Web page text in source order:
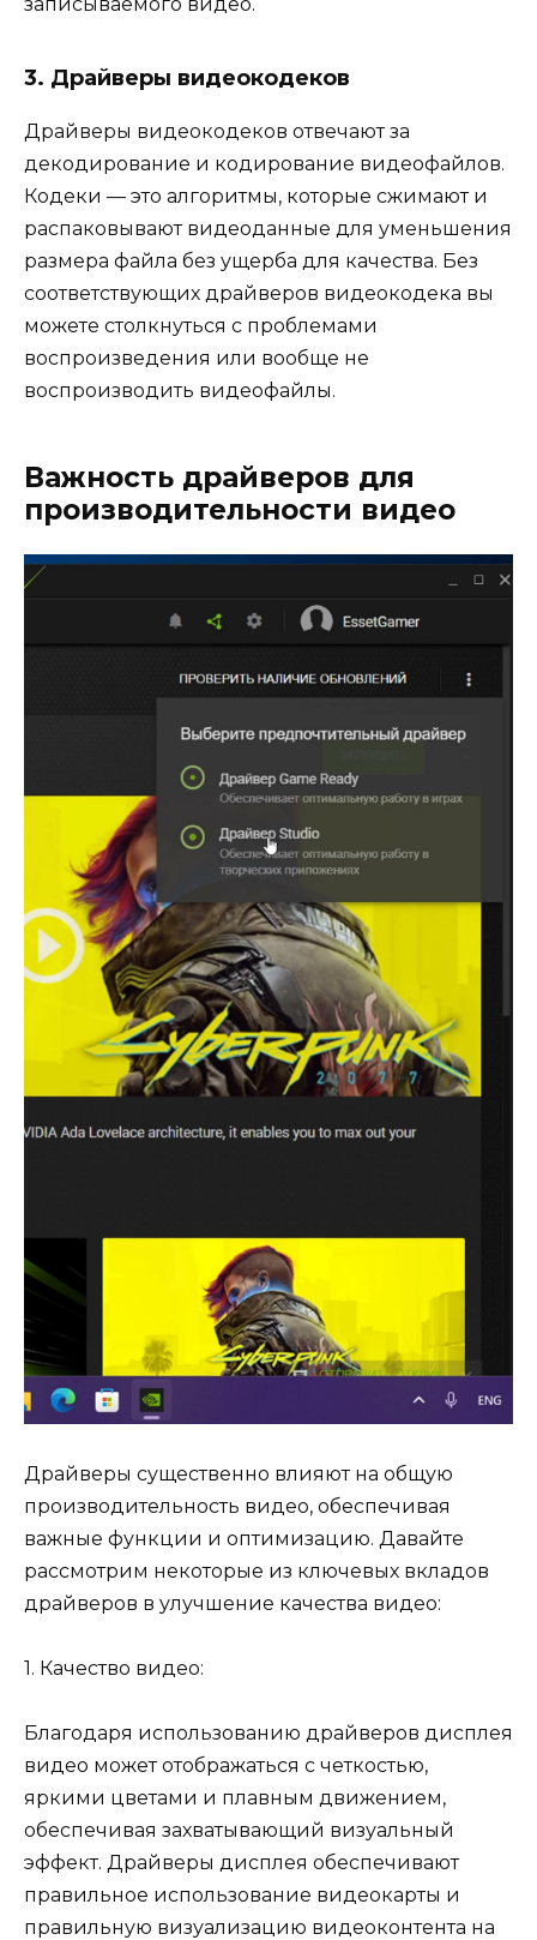
3. Драйверы видеокодеков
Драйверы видеокодеков отвечают за
декодирование и кодирование видеофайлов.
Кодеки — это алгоритмы, которые сжимают и
распаковывают видеоданные для уменьшения
размера файла без ущерба для качества. Без
соответствующих драйверов видеокодека вы
можете столкнуться с проблемами
воспроизведения или вообще не
воспроизводить видеофайлы.
Важность драйверов для
производительности видео
Драйверы существенно влияют на общую
производительность видео, обеспечивая
важные функции и оптимизацию. Давайте
рассмотрим некоторые из ключевых вкладов
драйверов в улучшение качества видео:
1. Качество видео:
Благодаря использованию драйверов дисплея
видео может отображаться с четкостью,
яркими цветами и плавным движением,
обеспечивая захватывающий визуальный
эффект. Драйверы дисплея обеспечивают
правильное использование видеокарты и
правильную визуализацию видеоконтента на